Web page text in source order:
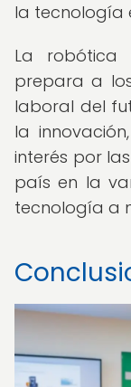
la tecnología
La robótica
prepara a
laboral del
la
interés por
país en la
tecnología a